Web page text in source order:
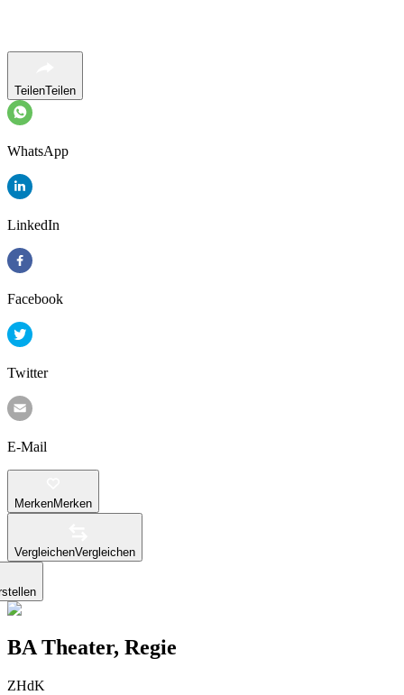
TeilenTeilen
WhatsApp
LinkedIn
Facebook
Twitter
E-Mail
MerkenMerken
VergleichenVergleichen
BA Theater, Regie
ZHdK